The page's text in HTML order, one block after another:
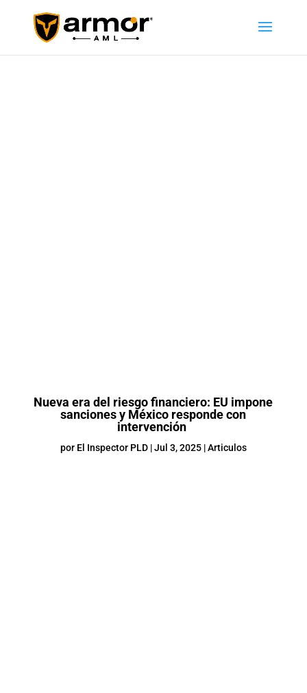
Nueva era del riesgo financiero: EU impone
sanciones y México responde con
intervención
por El Inspector PLD|Jul 3, 2025|Articulos